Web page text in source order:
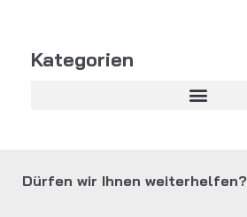
Kategorien
Dürfen wir Ihnen weiterhelfen?